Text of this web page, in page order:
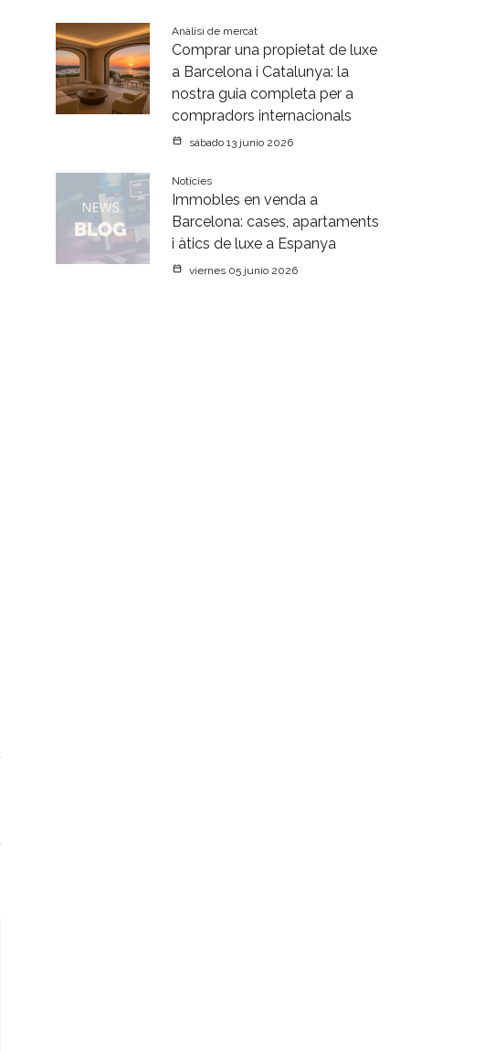
Anàlisi de mercat
Comprar una propietat de luxe
a Barcelona i Catalunya: la
nostra guia completa per a
compradors internacionals
sábado 13 junio 2026
Notícies
Immobles en venda a
Barcelona: cases, apartaments
i àtics de luxe a Espanya
viernes 05 junio 2026